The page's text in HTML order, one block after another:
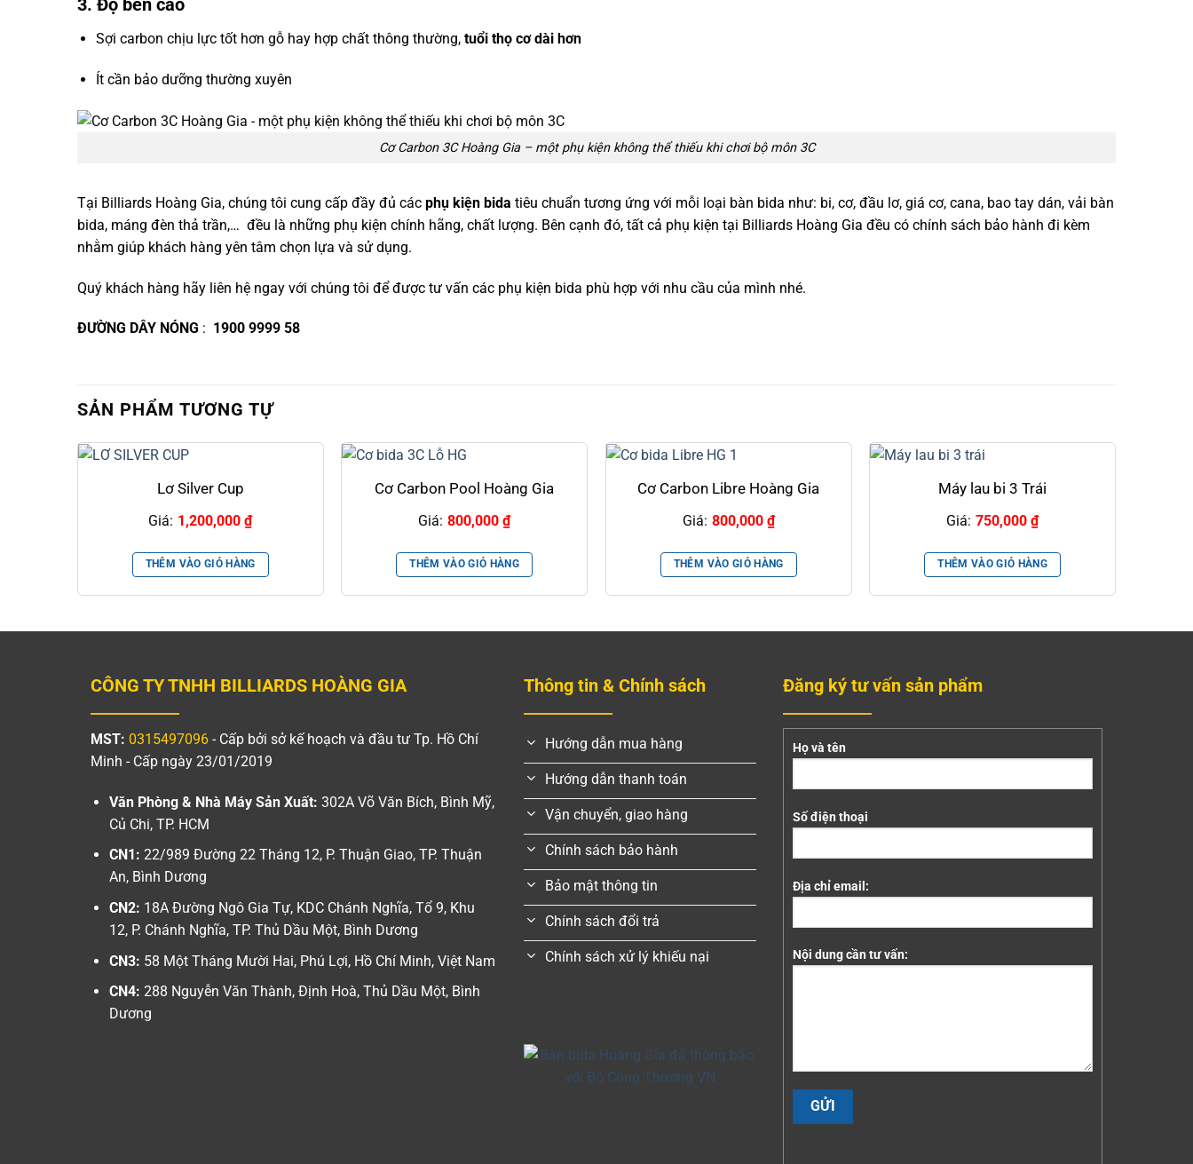
3. Độ bền cao
Sợi carbon chịu lực tốt hơn gỗ hay hợp chất thông thường, tuổi thọ cơ dài hơn
Ít cần bảo dưỡng thường xuyên
Cơ Carbon 3C Hoàng Gia – một phụ kiện không thể thiếu khi chơi bộ môn 3C
Tại Billiards Hoàng Gia, chúng tôi cung cấp đầy đủ các phụ kiện bida tiêu chuẩn tương ứng với mỗi loại bàn bida như: bi, cơ, đầu lơ, giá cơ, cana, bao tay dán, vải bàn
bida, máng đèn thả trần,… đều là những phụ kiện chính hãng, chất lượng. Bên cạnh đó, tất cả phụ kiện tại Billiards Hoàng Gia đều có chính sách bảo hành đi kèm
nhằm giúp khách hàng yên tâm chọn lựa và sử dụng.
Quý khách hàng hãy liên hệ ngay với chúng tôi để được tư vấn các phụ kiện bida phù hợp với nhu cầu của mình nhé.
ĐƯỜNG DÂY NÓNG : 1900 9999 58
SẢN PHẨM TƯƠNG TỰ
Lơ Silver Cup
Giá: 1,200,000₫
THÊM VÀO GIỎ HÀNG
Cơ Carbon Pool Hoàng Gia
Giá: 800,000₫
THÊM VÀO GIỎ HÀNG
Cơ Carbon Libre Hoàng Gia
Giá: 800,000 ₫
THÊM VÀO GIỎ HÀNG
Máy lau bi 3 Trái
Giá: 750,000₫
THÊM VÀO GIỎ HÀNG
CÔNG TY TNHH BILLIARDS HOÀNG GIA
MST: 0315497096 - Cấp bởi sở kế hoạch và đầu tư Tp. Hồ Chí
Minh - Cấp ngày 23/01/2019
Văn Phòng & Nhà Máy Sản Xuất: 302A Võ Văn Bích, Bình Mỹ,
Củ Chi, TP. HCM
CN1: 22/989 Đường 22 Tháng 12, P. Thuận Giao, TP. Thuận
An, Bình Dương
CN2: 18A Đường Ngô Gia Tự, KDC Chánh Nghĩa, Tổ 9, Khu
12, P. Chánh Nghĩa, TP. Thủ Dầu Một, Bình Dương
CN3: 58 Một Tháng Mười Hai, Phú Lợi, Hồ Chí Minh, Việt Nam
CN4: 288 Nguyễn Văn Thành, Định Hoà, Thủ Dầu Một, Bình
Dương
Thông tin & Chính sách
Hướng dẫn mua hàng
Hướng dẫn thanh toán
Vận chuyển, giao hàng
Chính sách bảo hành
Bảo mật thông tin
Chính sách đổi trả
Chính sách xử lý khiếu nại
Đăng ký tư vấn sản phẩm
Họ và tên
Số điện thoại
Địa chỉ email:
Nội dung cần tư vấn: